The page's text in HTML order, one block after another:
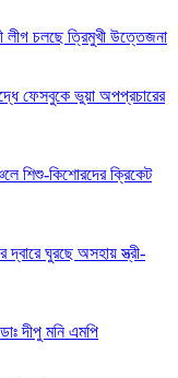
লীগ চলছে ত্রিমুখী উত্তেজনা
ফেসবুকে ভুয়া অপপ্রচারের
শিশু-কিশোরদের ক্রিকেট
দ্বারে ঘুরছে অসহায় স্ত্রী-
দীপু মনি এমপি